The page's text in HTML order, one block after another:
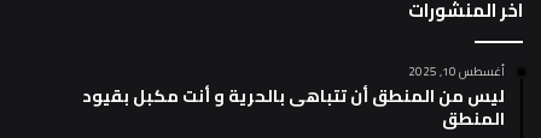
اخر المنشورات
أغسطس 10, 2025
ليس من المنطق أن تتباهى بالحرية و أنت مكبل بقيود
المنطق